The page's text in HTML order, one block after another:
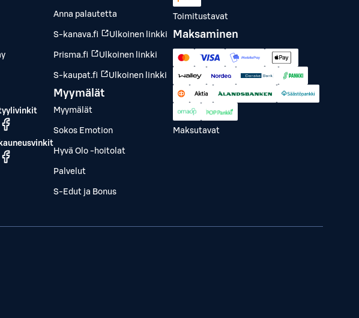
Anna palautetta
S-kanava.fi Ulkoinen linkki
Prisma.fi Ulkoinen linkki
S-kaupat.fi Ulkoinen linkki
Myymälät
Myymälät
Sokos Emotion
Hyvä Olo -hoitolat
Palvelut
S-Edut ja Bonus
Toimitustavat
Maksaminen
Maksutavat